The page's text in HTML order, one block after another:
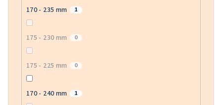
170 - 235 mm 1
175 - 230 mm 0
175 - 225 mm 0
170 - 240 mm 1